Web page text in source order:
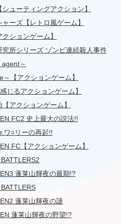
ューティングアクション】
ーズ【レトロ風ゲーム】
ションゲーム】
所シリーズ ゾンビ連続殺人事件
～
【アクションゲーム】
じるアクションゲーム】
アクションゲーム】
FC2 史上最大の説法!!
ワ○リーの再起!!
FC【アクションゲーム】
蓬莱山輝夜の最期!?
蓬莱山輝夜の謎
蓬莱山輝夜の野望!?